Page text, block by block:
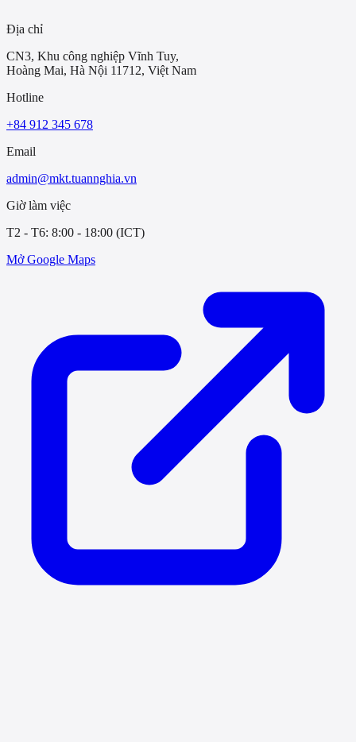
Địa chỉ
CN3, Khu công nghiệp Vĩnh Tuy,
Hoàng Mai, Hà Nội 11712, Việt Nam
Hotline
+84 912 345 678
Email
admin@mkt.tuannghia.vn
Giờ làm việc
T2 - T6: 8:00 - 18:00 (ICT)
Mở Google Maps